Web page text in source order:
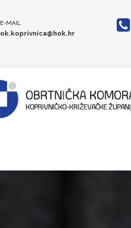
E-MAIL
ok.koprivnica@hok.hr